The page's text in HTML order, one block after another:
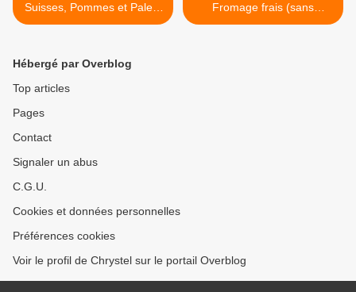
Suisses, Pommes et Palets
de Chocolat et GROS
Fromage frais (sans
beurre) >
Hébergé par Overblog
Top articles
Pages
Contact
Signaler un abus
C.G.U.
Cookies et données personnelles
Préférences cookies
Voir le profil de Chrystel sur le portail Overblog